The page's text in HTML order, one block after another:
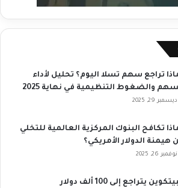
تراجع سهم تسلا اليوم؟ تحليل لأداء
والضغوط التنظيمية في نهاية 2025
ديسمبر 29, 2025
تكافح البنوك المركزية العالمية للتخلي
هيمنة الدولار الأمريكي؟
نوفمبر 26, 2025
يتراجع إلى 100 ألف دولار